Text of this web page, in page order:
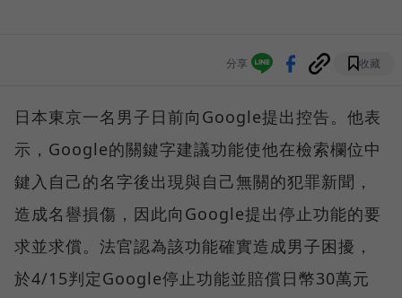
分享 收藏
日本東京一名男子日前向Google提出控告。他表
示，Google的關鍵字建議功能使他在檢索欄位中
鍵入自己的名字後出現與自己無關的犯罪新聞，
造成名譽損傷，因此向Google提出停止功能的要
求並求償。法官認為該功能確實造成男子困擾，
於4/15判定Google停止功能並賠償日幣30萬元